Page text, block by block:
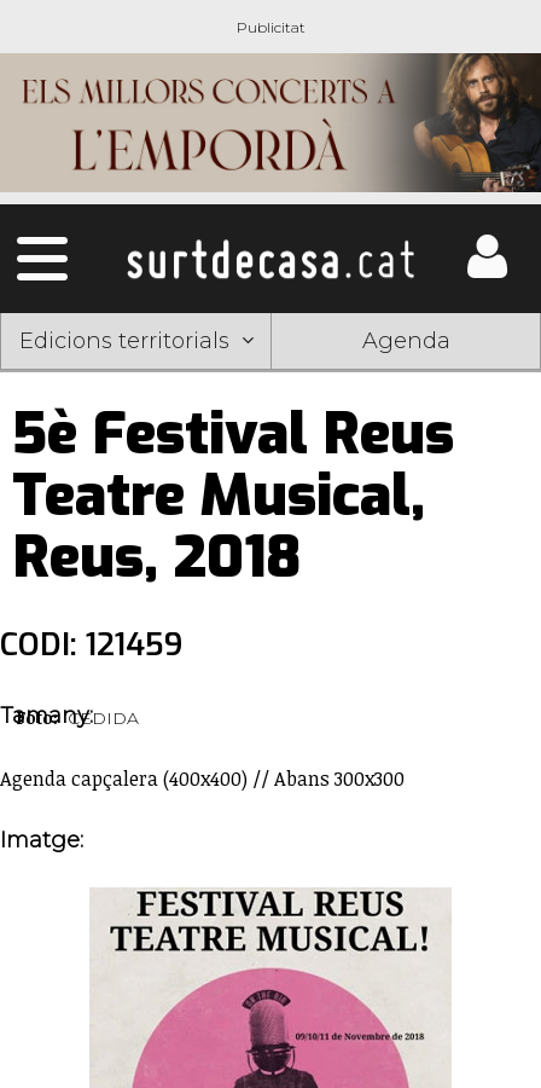
Edicions territorials Agenda
5è Festival Reus
Teatre Musical,
Reus, 2018
CODI: 121459
Foto: CEDIDA
Tamany:
Agenda capçalera (400x400) // Abans 300x300
Imatge: